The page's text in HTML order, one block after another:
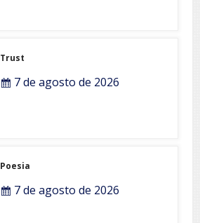
Trust
7 de agosto de 2026
Poesia
7 de agosto de 2026